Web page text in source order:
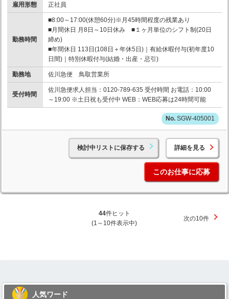
雇用形態 正社員
勤務時間
■8:00～17:00(休憩60分)※月45時間程度の残業あり
■月間休日 月8日～10日休み ■１ヶ月単位のシフト制(20日
締め)
■年間休日 113日(108日＋年休5日)｜有給休暇付与(初年度10
日間)｜特別休暇付与(結婚・出産・忌引)
勤務地 佐川急便 鳥取営業所
受付時間
佐川急便求人担当：0120-789-635 受付時間 お電話：10:00
～19:00 ※土日祝も受付中 WEB：WEB応募は24時間可能
SGW-405001
検討中リストに保存する 詳細を見る
このお仕事に応募
44件ヒット
(1～10件表示中)
次の10件
人気ワード